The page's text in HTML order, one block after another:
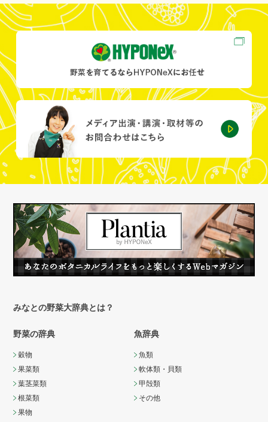
みなとの野菜大辞典とは？
野菜の辞典
穀物
果菜類
葉茎菜類
根菜類
果物
魚辞典
魚類
軟体類・貝類
甲殻類
その他